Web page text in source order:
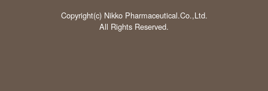
Copyright(c) Nikko Pharmaceutical.Co.,Ltd.
All Rights Reserved.